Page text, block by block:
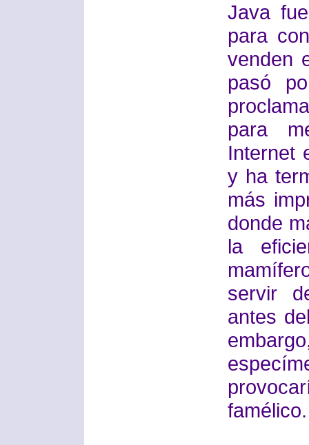
Java
para
venden
pasó
para
Internet
y ha
más
donde
la
servir
antes